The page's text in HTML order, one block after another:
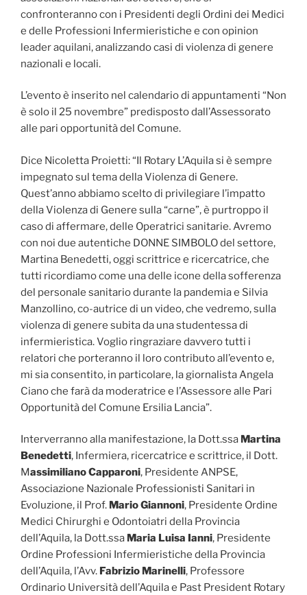
confronteranno con i Presidenti degli Ordini dei Medici
e delle Professioni Infermieristiche e con opinion
leader aquilani, analizzando casi di violenza di genere
nazionali e locali.
L’evento è inserito nel calendario di appuntamenti “Non
è solo il 25 novembre” predisposto dall’Assessorato
alle pari opportunità del Comune.
Dice Nicoletta Proietti: “Il Rotary L’Aquila si è sempre
impegnato sul tema della Violenza di Genere.
Quest’anno abbiamo scelto di privilegiare l’impatto
della Violenza di Genere sulla “carne”, è purtroppo il
caso di affermare, delle Operatrici sanitarie. Avremo
con noi due autentiche DONNE SIMBOLO del settore,
Martina Benedetti, oggi scrittrice e ricercatrice, che
tutti ricordiamo come una delle icone della sofferenza
del personale sanitario durante la pandemia e Silvia
Manzollino, co-autrice di un video, che vedremo, sulla
violenza di genere subita da una studentessa di
infermieristica. Voglio ringraziare davvero tutti i
relatori che porteranno il loro contributo all’evento e,
mi sia consentito, in particolare, la giornalista Angela
Ciano che farà da moderatrice e l’Assessore alle Pari
Opportunità del Comune Ersilia Lancia”.
Interverranno alla manifestazione, la Dott.ssa Martina
Benedetti, Infermiera, ricercatrice e scrittrice, il Dott.
Massimiliano Capparoni, Presidente ANPSE,
Associazione Nazionale Professionisti Sanitari in
Evoluzione, il Prof. Mario Giannoni, Presidente Ordine
Medici Chirurghi e Odontoiatri della Provincia
dell’Aquila, la Dott.ssa Maria Luisa Ianni, Presidente
Ordine Professioni Infermieristiche della Provincia
dell’Aquila, l’Avv. Fabrizio Marinelli, Professore
Ordinario Università dell’Aquila e Past President Rotary